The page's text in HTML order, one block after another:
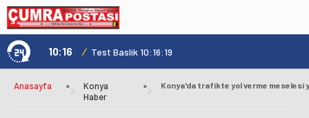
10:16 / Test Baslik 10:16:19
Anasayfa »
Konya
Haber
»